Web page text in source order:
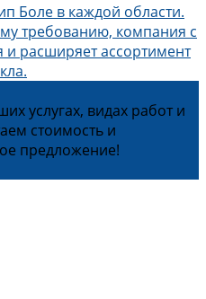
Боле в каждой области.
требованию, компания с
расширяет ассортимент
услугах, видах работ и
стоимость и
предложение!